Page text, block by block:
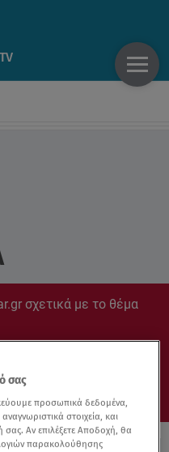
σχετικά με το θέμα
σας
προσωπικά δεδομένα,
στοιχεία, και
Αν επιλέξετε Αποδοχή, θα
παρακολούθησης